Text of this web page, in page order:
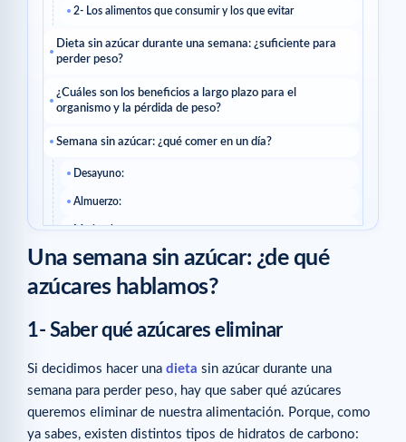
2- Los alimentos que consumir y los que evitar
Dieta sin azúcar durante una semana: ¿suficiente para
perder peso?
¿Cuáles son los beneficios a largo plazo para el
organismo y la pérdida de peso?
Semana sin azúcar: ¿qué comer en un día?
Desayuno:
Almuerzo:
Merienda:
Cena:
Artículos relacionados
Una semana sin azúcar: ¿de qué
azúcares hablamos?
1- Saber qué azúcares eliminar
Si decidimos hacer una dieta sin azúcar durante una
semana para perder peso, hay que saber qué azúcares
queremos eliminar de nuestra alimentación. Porque, como
ya sabes, existen distintos tipos de hidratos de carbono: